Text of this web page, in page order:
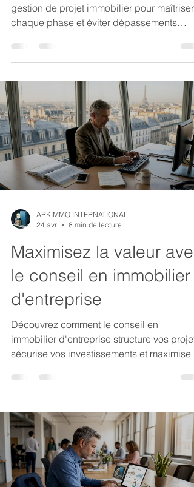
gestion de projet immobilier pour maîtriser
chaque phase et éviter dépassements
ARKIMMO INTERNATIONAL
24 avr.
8 min de lecture
Maximisez la valeur avec
le conseil en immobilier
d'entreprise
Découvrez comment le conseil en
immobilier d'entreprise structure vos
sécurise vos investissements et maximise